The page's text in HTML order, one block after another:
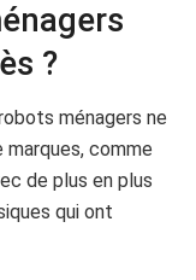
?
ménagers ne
comme
de plus en plus
qui ont